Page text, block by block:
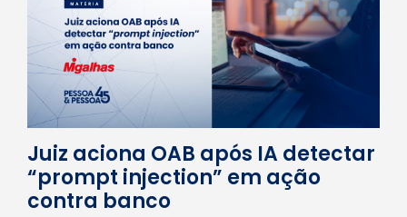
Juiz aciona OAB após IA detectar
“prompt injection” em ação
contra banco